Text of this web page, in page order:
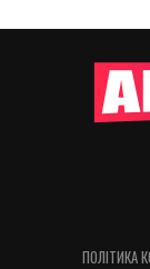
ПОЛІТИКА